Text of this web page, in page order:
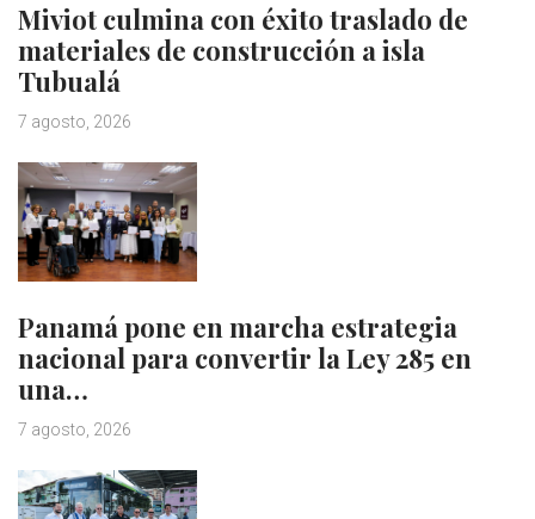
Miviot culmina con éxito traslado de
materiales de construcción a isla
Tubualá
7 agosto, 2026
Panamá pone en marcha estrategia
nacional para convertir la Ley 285 en
una…
7 agosto, 2026